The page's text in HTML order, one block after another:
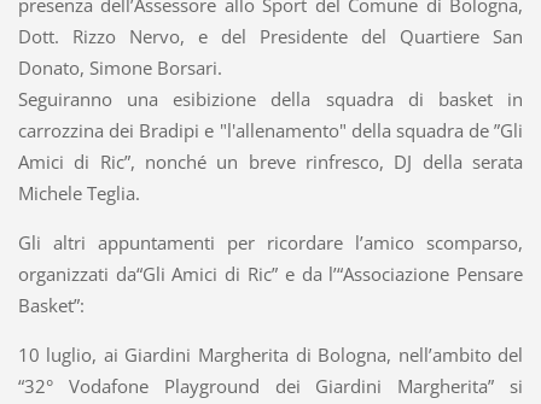
presenza dell’Assessore allo Sport del Comune di Bologna,
Dott. Rizzo Nervo, e del Presidente del Quartiere San
Donato, Simone Borsari.
Seguiranno una esibizione della squadra di basket in
carrozzina dei Bradipi e "l'allenamento" della squadra de ”Gli
Amici di Ric”, nonché un breve rinfresco, DJ della serata
Michele Teglia.
Gli altri appuntamenti per ricordare l’amico scomparso,
organizzati da“Gli Amici di Ric” e da l’“Associazione Pensare
Basket”:
10 luglio, ai Giardini Margherita di Bologna, nell’ambito del
“32° Vodafone Playground dei Giardini Margherita” si